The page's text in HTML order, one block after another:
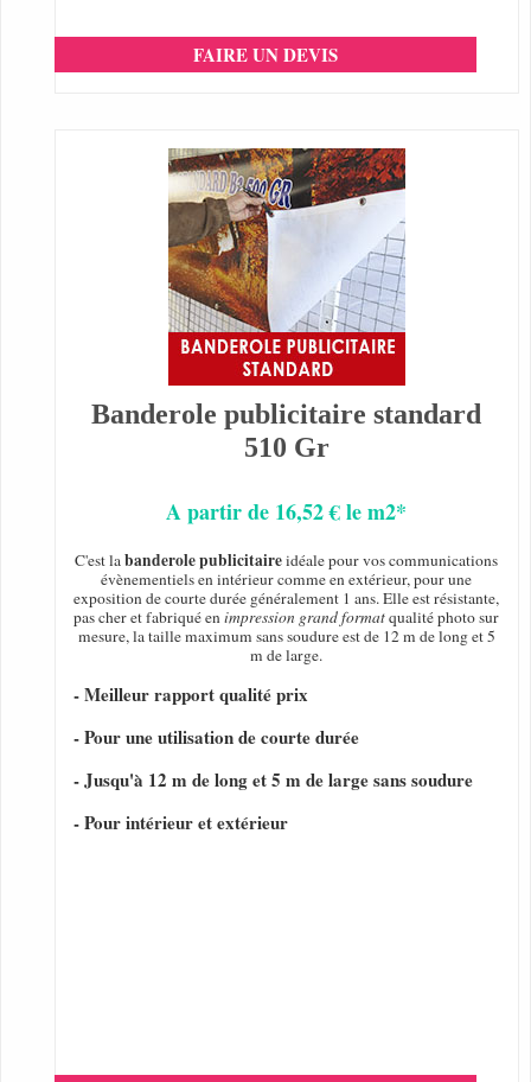
FAIRE UN DEVIS
Banderole publicitaire standard
510 Gr
A partir de 16,52 € le m2*
C'est labanderole publicitaireidéale pour vos communications
évènementiels en intérieur comme en extérieur, pour une
exposition de courte durée généralement 1 ans. Elle est résistante,
pas cher et fabriqué enimpression grand formatqualité photo sur
mesure, la taille maximum sans soudure est de 12 m de long et 5
m de large.
- Meilleur rapport qualité prix
- Pour une utilisation de courte durée
- Jusqu'à 12 m de long et 5 m de large sans soudure
- Pour intérieur et extérieur